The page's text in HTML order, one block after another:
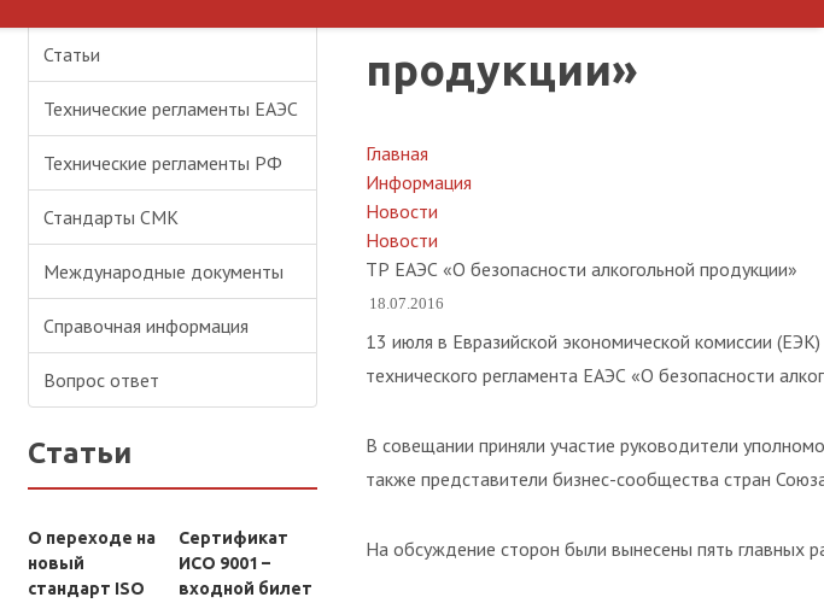
Статьи
Технические регламенты ЕАЭС
Технические регламенты РФ
Стандарты СМК
Международные документы
Справочная информация
Вопрос ответ
Статьи
О переходе на
новый
стандарт ISO
Сертификат
ИСО 9001 –
входной билет
продукции»
Главная
Информация
Новости
Новости
ТР ЕАЭС «О безопасности алкогольной продукции»
18.07.2016
13 июля в Евразийской экономической комиссии
технического регламента ЕАЭС «О безопасности
В совещании приняли участие руководители
также представители бизнес-сообщества стран
На обсуждение сторон были вынесены пять главных